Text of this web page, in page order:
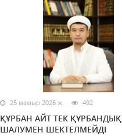
25 мамыр 2026 ж. 492
ҚҰРБАН АЙТ ТЕК ҚҰРБАНДЫҚ
ШАЛУМЕН ШЕКТЕЛМЕЙДІ